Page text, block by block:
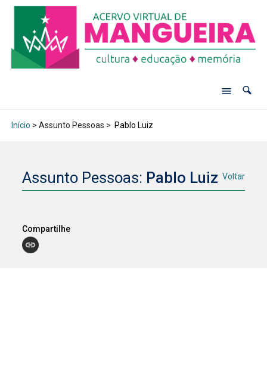
Início > Assunto Pessoas > Pablo Luiz
Assunto Pessoas: Pablo Luiz Voltar
Compartilhe